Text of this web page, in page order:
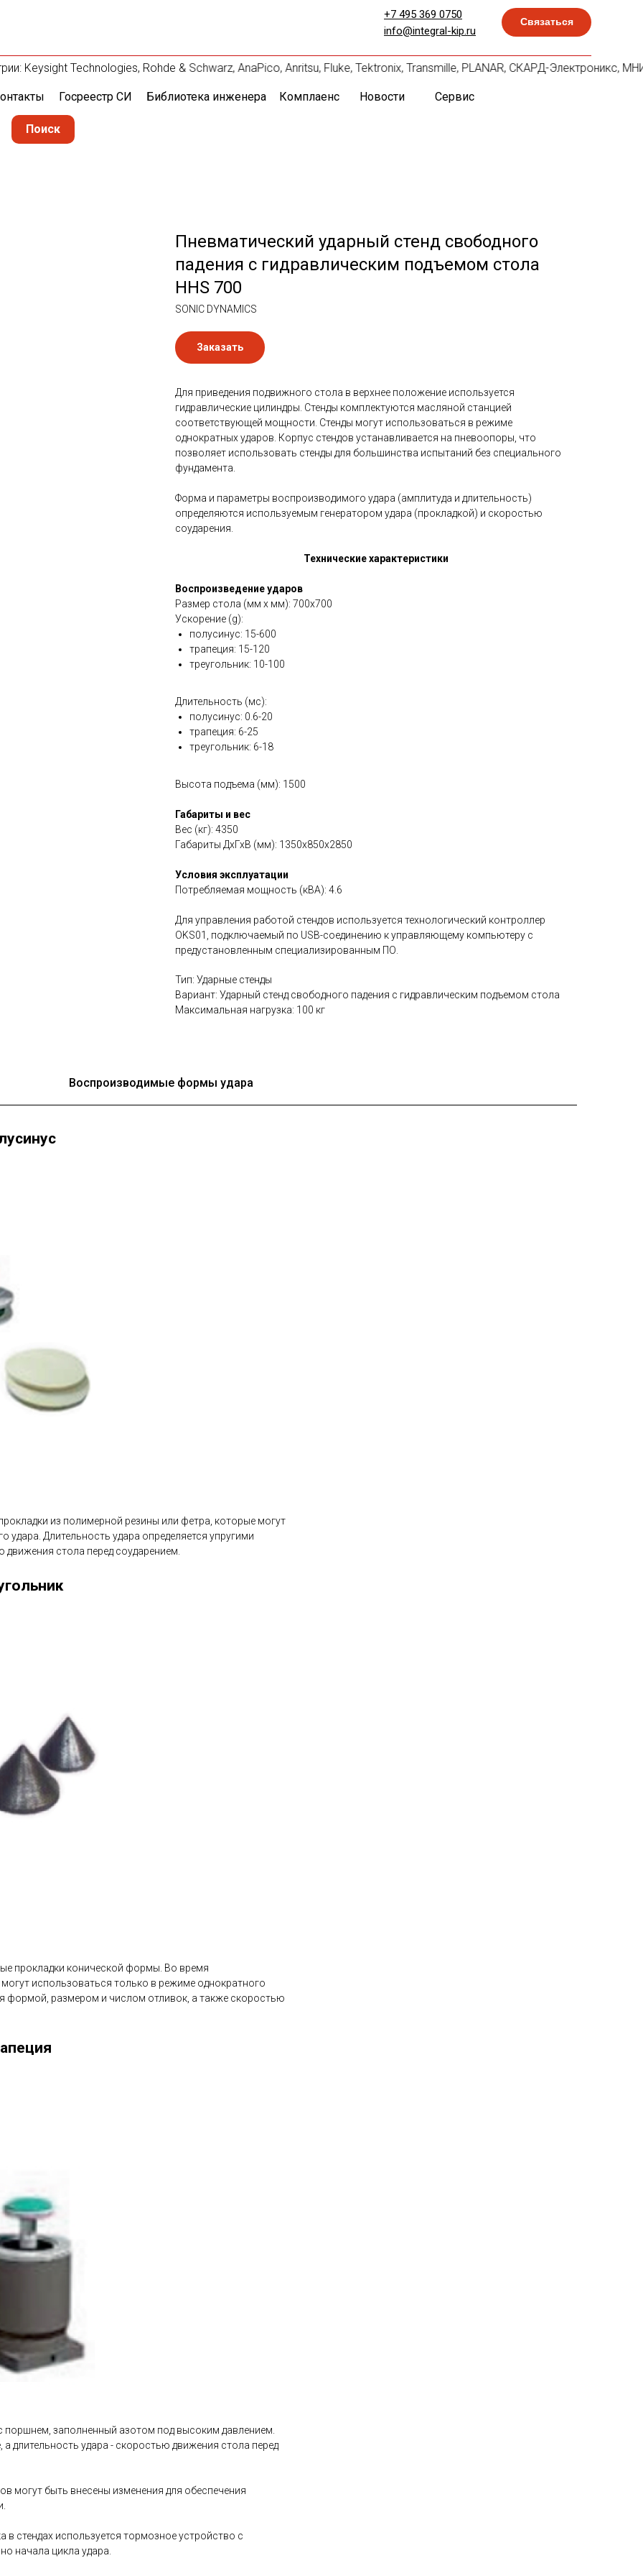
Связаться
+7 495 369 0750
info@integral-kip.ru
Technologies, Rohde & Schwarz, AnaPico, Anritsu, Fluke, Tektronix, Transmille, PLANAR, СКАРД-Электроникс, МНИПИ,
Госреестр СИ Библиотека инженера Комплаенс Новости Сервис
Поиск
Пневматический ударный стенд свободного
падения с гидравлическим подъемом стола
HHS 700
SONIC DYNAMICS
Заказать
Для приведения подвижного стола в верхнее положение используется
гидравлические цилиндры. Стенды комплектуются масляной станцией
соответствующей мощности. Стенды могут использоваться в режиме
однократных ударов. Корпус стендов устанавливается на пневоопоры, что
позволяет использовать стенды для большинства испытаний без специального
фундамента.
Форма и параметры воспроизводимого удара (амплитуда и длительность)
определяются используемым генератором удара (прокладкой) и скоростью
соударения.
Технические характеристики
Воспроизведение ударов
Размер стола (мм х мм): 700x700
Ускорение (g):
полусинус: 15-600
трапеция: 15-120
треугольник: 10-100
Длительность (мс):
полусинус: 0.6-20
трапеция: 6-25
треугольник: 6-18
Высота подъема (мм): 1500
Габариты и вес
Вес (кг): 4350
Габариты ДхГхВ (мм): 1350x850x2850
Условия эксплуатации
Потребляемая мощность (кВА): 4.6
Для управления работой стендов используется технологический контроллер
OKS01, подключаемый по USB-соединению к управляющему компьютеру с
предустановленным специализированным ПО.
Тип: Ударные стенды
Вариант: Ударный стенд свободного падения с гидравлическим подъемом стола
Максимальная нагрузка: 100 кг
Воспроизводимые формы удара
из полимерной резины или фетра, которые могут
Длительность удара определяется упругими
стола перед соударением.
прокладки конической формы. Во время
использоваться только в режиме однократного
формой, размером и числом отливок, а также скоростью
поршнем, заполненный азотом под высоким давлением.
длительность удара - скоростью движения стола перед
могут быть внесены изменения для обеспечения
стендах используется тормозное устройство с
начала цикла удара.